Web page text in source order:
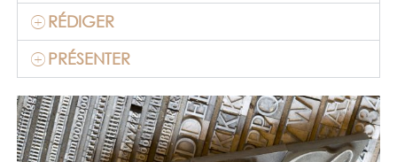
RÉDIGER
PRÉSENTER